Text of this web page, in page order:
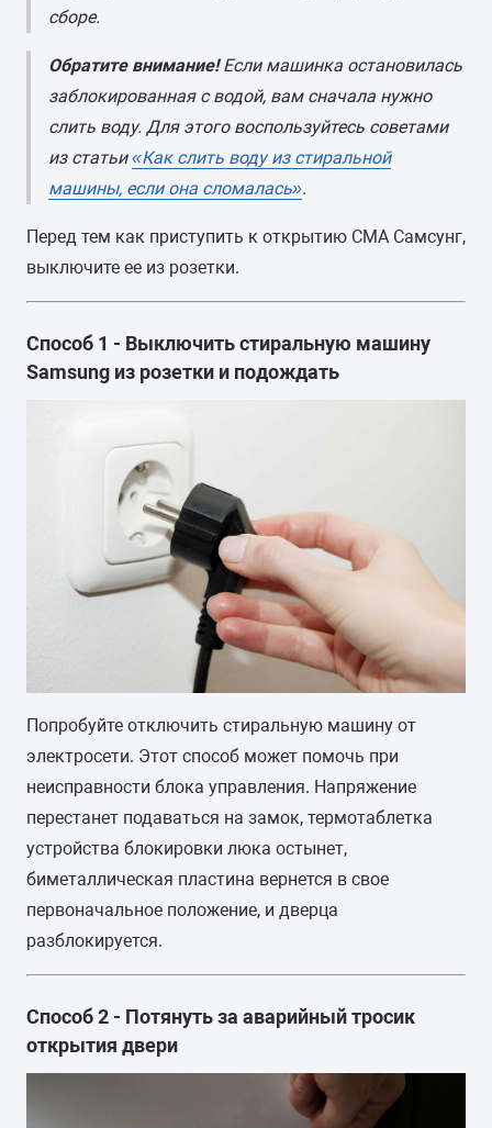
сборе.
Обратите внимание!Если машинка остановилась
заблокированная с водой, вам сначала нужно
слить воду. Для этого воспользуйтесь советами
из статьи«Как слить воду из стиральной
машины, если она сломалась».
Перед тем как приступить к открытию СМА Самсунг,
выключите ее из розетки.
Способ 1 - Выключить стиральную машину
Samsung из розетки и подождать
Попробуйте отключить стиральную машину от
электросети. Этот способ может помочь при
неисправности блока управления. Напряжение
перестанет подаваться на замок, термотаблетка
устройства блокировки люка остынет,
биметаллическая пластина вернется в свое
первоначальное положение, и дверца
разблокируется.
Способ 2 - Потянуть за аварийный тросик
открытия двери